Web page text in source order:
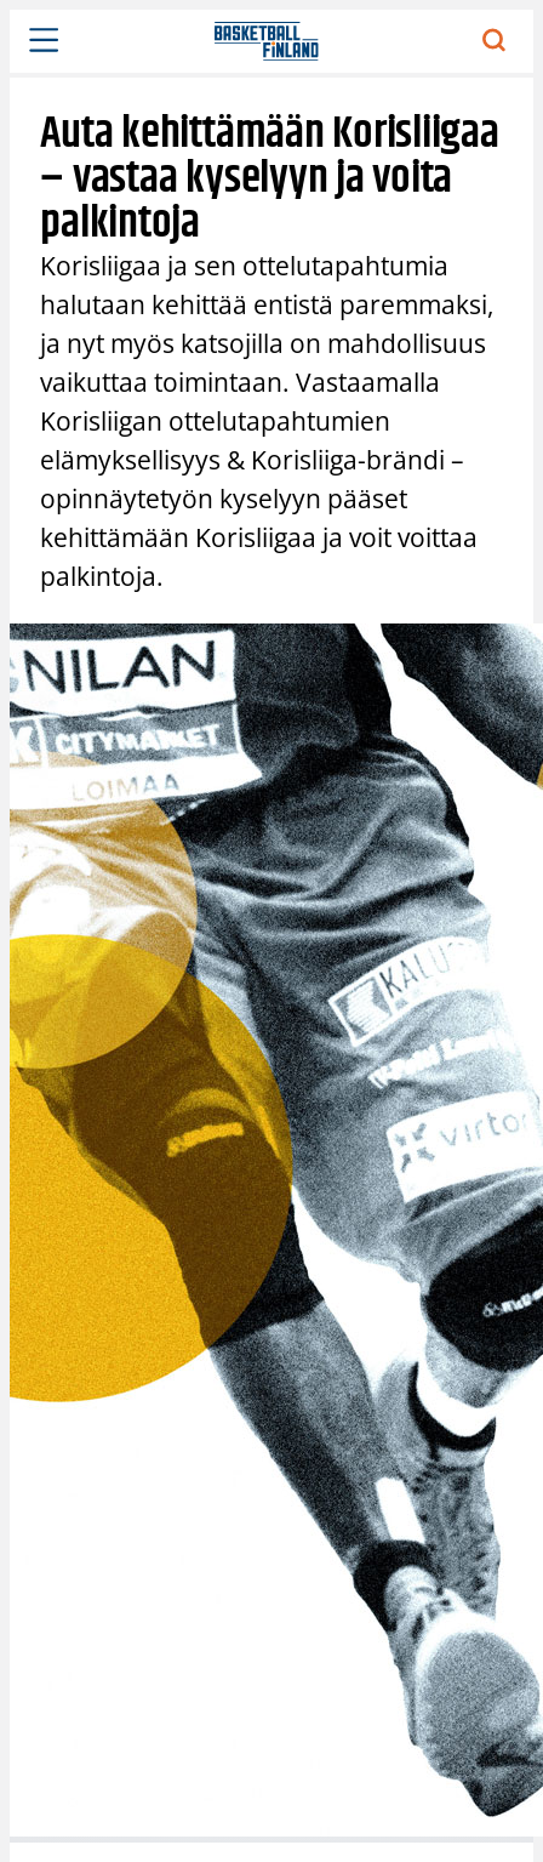
Siirry
sisältöön
Auta kehittämään Korisliigaa
– vastaa kyselyyn ja voita
palkintoja
Korisliigaa ja sen ottelutapahtumia
halutaan kehittää entistä paremmaksi,
ja nyt myös katsojilla on mahdollisuus
vaikuttaa toimintaan. Vastaamalla
Korisliigan ottelutapahtumien
elämyksellisyys & Korisliiga-brändi –
opinnäytetyön kyselyyn pääset
kehittämään Korisliigaa ja voit voittaa
palkintoja.